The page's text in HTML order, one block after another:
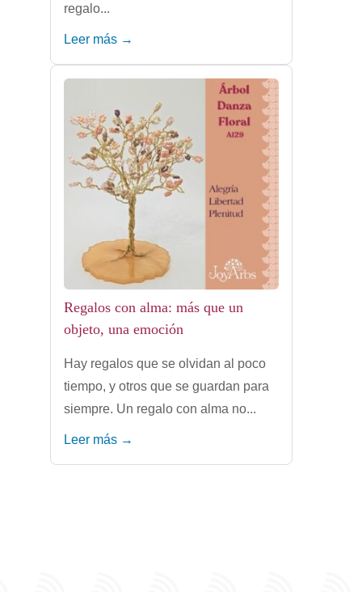
regalo...
Leer más →
Regalos con alma: más que un
objeto, una emoción
Hay regalos que se olvidan al poco
tiempo, y otros que se guardan para
siempre. Un regalo con alma no...
Leer más →